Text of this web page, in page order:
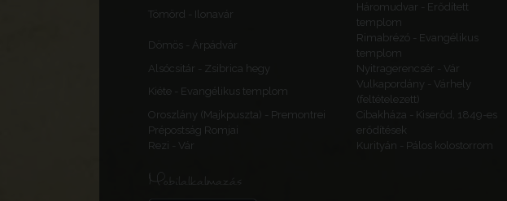
Tömörd - Ilonavár
Háromudvar - Erődített
templom
Dömös - Árpádvár
Rimabrézó - Evangélikus
templom
Alsócsitár - Zsibrica hegy
Nyitragerencsér - Vár
Kiéte - Evangélikus templom
Vulkapordány - Várhely
(feltételezett)
Oroszlány (Majkpuszta) - Premontrei
Prépostság Romjai
Cibakháza - Kiserőd, 1849-es
erődítések
Rezi - Vár
Kurityán - Pálos kolostorrom
Mobilalkalmazás